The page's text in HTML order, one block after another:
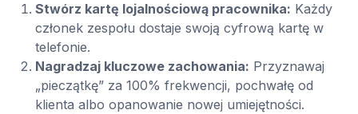
Stwórz kartę lojalnościową pracownika: Każdy
członek zespołu dostaje swoją cyfrową kartę w
telefonie.
Nagradzaj kluczowe zachowania: Przyznawaj
„pieczątkę” za 100% frekwencji, pochwałę od
klienta albo opanowanie nowej umiejętności.